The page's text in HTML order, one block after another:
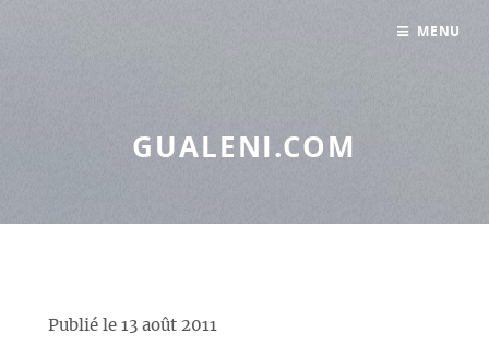
GUALENI.COM
Publié le 13 août 2011
MENU